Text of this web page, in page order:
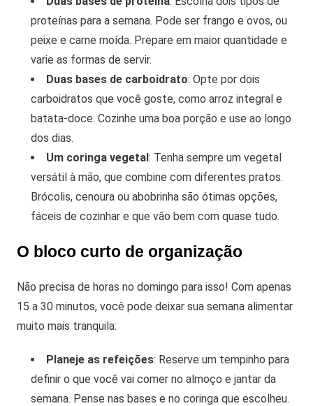
proteínas para a semana. Pode ser frango e ovos, ou
peixe e carne moída. Prepare em maior quantidade e
varie as formas de servir.
Duas bases de carboidrato: Opte por dois
carboidratos que você goste, como arroz integral e
batata-doce. Cozinhe uma boa porção e use ao longo
dos dias.
Um coringa vegetal: Tenha sempre um vegetal
versátil à mão, que combine com diferentes pratos.
Brócolis, cenoura ou abobrinha são ótimas opções,
fáceis de cozinhar e que vão bem com quase tudo.
O bloco curto de organização
Não precisa de horas no domingo para isso! Com apenas
15 a 30 minutos, você pode deixar sua semana alimentar
muito mais tranquila:
Planeje as refeições: Reserve um tempinho para
definir o que você vai comer no almoço e jantar da
semana. Pense nas bases e no coringa que escolheu.